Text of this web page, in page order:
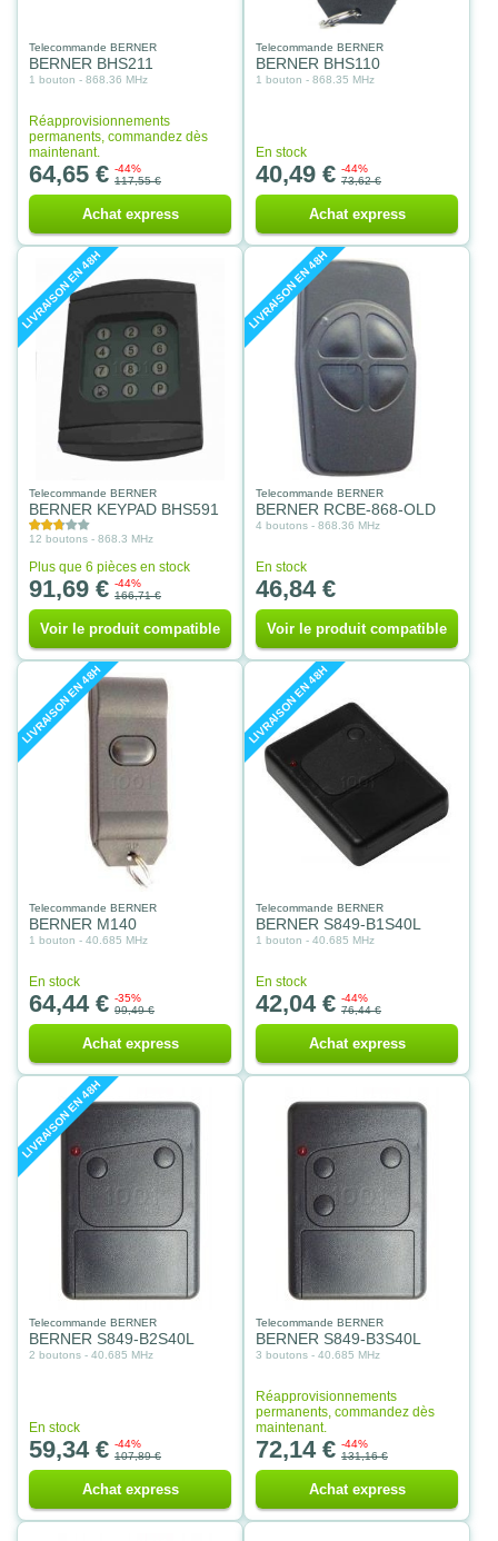
Telecommande BERNER
BERNER BHS211
1 bouton - 868.36 MHz
Réapprovisionnements
permanents, commandez dès
maintenant.
64,65 € -44%
117,55 €
Achat express
Telecommande BERNER
BERNER BHS110
1 bouton - 868.35 MHz
En stock
40,49 € -44%
73,62 €
Achat express
LIVRAISON EN 48H
Telecommande BERNER
BERNER KEYPAD BHS591
12 boutons - 868.3 MHz
Plus que 6 pièces en stock
91,69 € -44%
166,71 €
Voir le produit compatible
LIVRAISON EN 48H
Telecommande BERNER
BERNER RCBE-868-OLD
4 boutons - 868.36 MHz
En stock
46,84 €
Voir le produit compatible
LIVRAISON EN 48H
Telecommande BERNER
BERNER M140
1 bouton - 40.685 MHz
En stock
64,44 € -35%
99,49 €
Achat express
LIVRAISON EN 48H
Telecommande BERNER
BERNER S849-B1S40L
1 bouton - 40.685 MHz
En stock
42,04 € -44%
76,44 €
Achat express
LIVRAISON EN 48H
Telecommande BERNER
BERNER S849-B2S40L
2 boutons - 40.685 MHz
En stock
59,34 € -44%
107,89 €
Achat express
Telecommande BERNER
BERNER S849-B3S40L
3 boutons - 40.685 MHz
Réapprovisionnements
permanents, commandez dès
maintenant.
72,14 € -44%
131,16 €
Achat express